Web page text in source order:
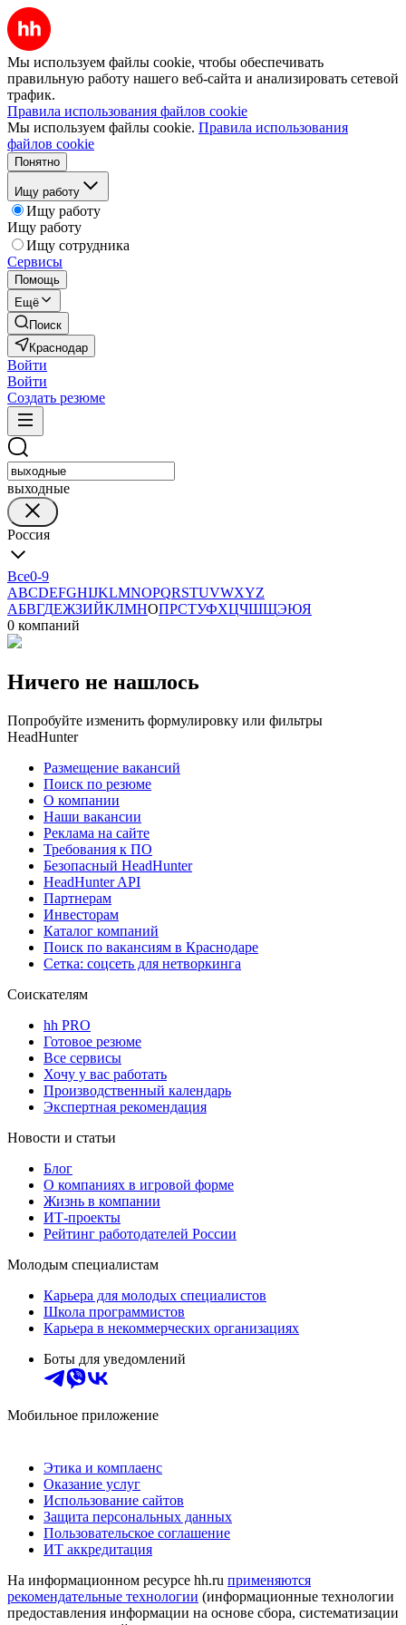
Мы используем файлы cookie, чтобы обеспечивать
правильную работу нашего веб-сайта и анализировать сетевой
трафик.
Правила использования файлов cookie
Мы используем файлы cookie. Правила использования
файлов cookie
Понятно
Ищу работу
Ищу работу
Ищу работу
Ищу сотрудника
Сервисы
Помощь
Ещё
Поиск
Краснодар
Войти
Войти
Создать резюме
выходные
Россия
Все0-9
ABCDEFGHIJKLMNOPQRSTUVWXYZ
АБВГДЕЖЗИЙКЛМНОПРСТУФХЦЧШЩЭЮЯ
0 компаний
Ничего не нашлось
Попробуйте изменить формулировку или фильтры
HeadHunter
Размещение вакансий
Поиск по резюме
О компании
Наши вакансии
Реклама на сайте
Требования к ПО
Безопасный HeadHunter
HeadHunter API
Партнерам
Инвесторам
Каталог компаний
Поиск по вакансиям в Краснодаре
Сетка: соцсеть для нетворкинга
Соискателям
hh PRO
Готовое резюме
Все сервисы
Хочу у вас работать
Производственный календарь
Экспертная рекомендация
Новости и статьи
Блог
О компаниях в игровой форме
Жизнь в компании
ИТ-проекты
Рейтинг работодателей России
Молодым специалистам
Карьера для молодых специалистов
Школа программистов
Карьера в некоммерческих организациях
Боты для уведомлений
Мобильное приложение
Этика и комплаенс
Оказание услуг
Использование сайтов
Защита персональных данных
Пользовательское соглашение
ИТ аккредитация
На информационном ресурсе hh.ru применяются
рекомендательные технологии (информационные технологии
предоставления информации на основе сбора, систематизации